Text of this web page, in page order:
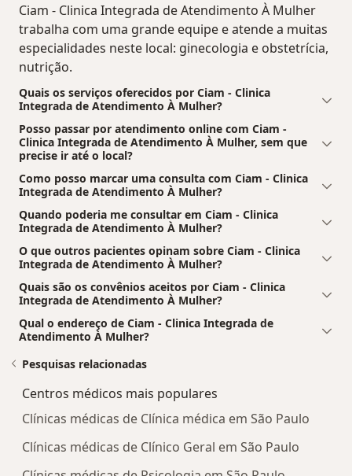
Ciam - Clinica Integrada de Atendimento À Mulher
trabalha com uma grande equipe e atende a muitas
especialidades neste local: ginecologia e obstetrícia,
nutrição.
Quais os serviços oferecidos por Ciam - Clinica
Integrada de Atendimento À Mulher?
Posso passar por atendimento online com Ciam -
Clinica Integrada de Atendimento À Mulher, sem que
precise ir até o local?
Como posso marcar uma consulta com Ciam - Clinica
Integrada de Atendimento À Mulher?
Quando poderia me consultar em Ciam - Clinica
Integrada de Atendimento À Mulher?
O que outros pacientes opinam sobre Ciam - Clinica
Integrada de Atendimento À Mulher?
Quais são os convênios aceitos por Ciam - Clinica
Integrada de Atendimento À Mulher?
Qual o endereço de Ciam - Clinica Integrada de
Atendimento À Mulher?
Pesquisas relacionadas
Centros médicos mais populares
Clínicas médicas de Clínica médica em São Paulo
Clínicas médicas de Clínico Geral em São Paulo